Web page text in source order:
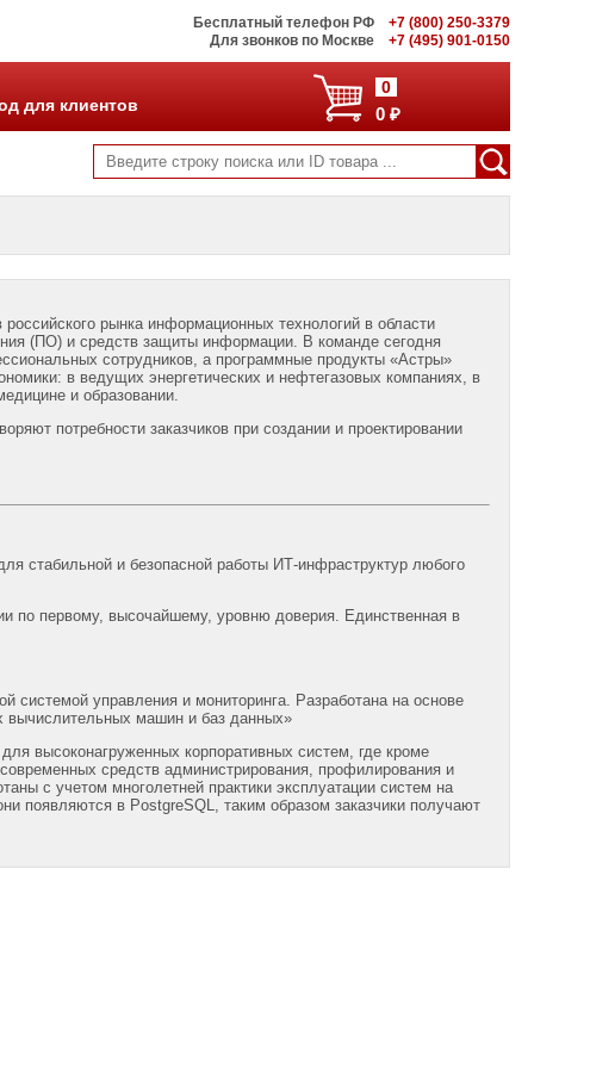
Бесплатный телефон РФ
+7 (800) 250-3379
Для звонков по Москве
+7 (495) 901-0150
0
0 ₽
для клиентов
рынка информационных технологий в области
(ПО) и средств защиты информации. В команде сегодня
сотрудников, а программные продукты «Астры»
в ведущих энергетических и нефтегазовых компаниях, в
и образовании.
потребности заказчиков при создании и проектировании
стабильной и безопасной работы ИТ-инфраструктур любого
по первому, высочайшему, уровню доверия. Единственная в
системой управления и мониторинга. Разработана на основе
вычислительных машин и баз данных»
высоконагруженных корпоративных систем, где кроме
средств администрирования, профилирования и
с учетом многолетней практики эксплуатации систем на
появляются в PostgreSQL, таким образом заказчики получают